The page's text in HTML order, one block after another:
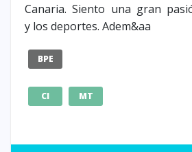
Canaria. Siento una gran
y los deportes. Adem&aa
BPE
CI MT